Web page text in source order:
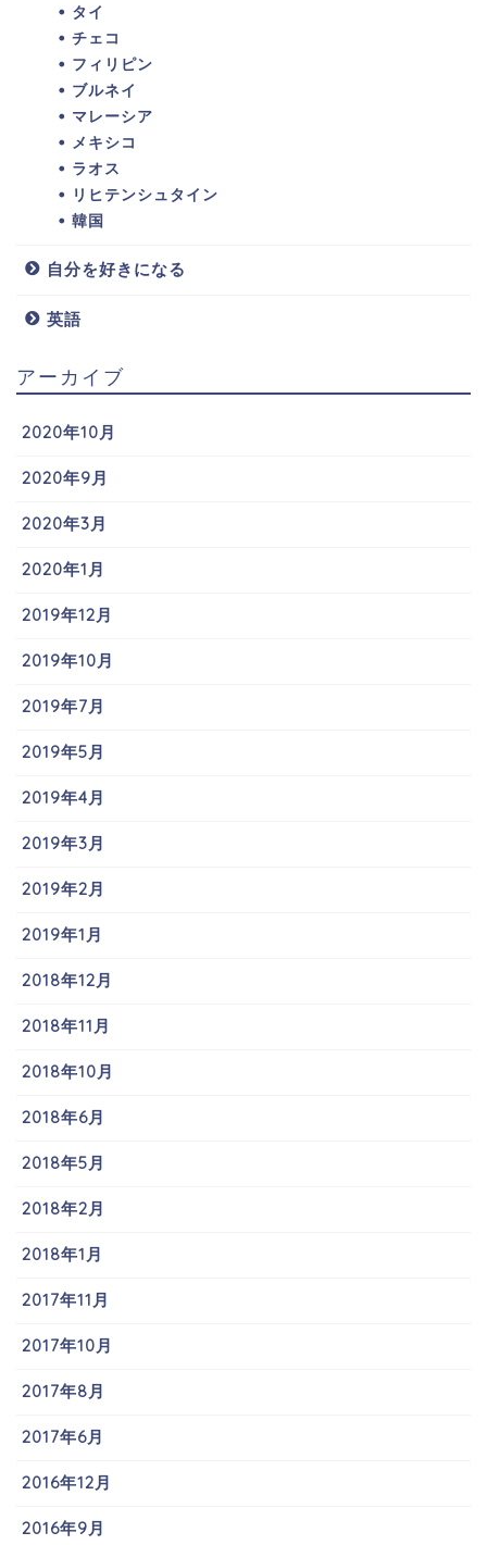
タイ
チェコ
フィリピン
ブルネイ
マレーシア
メキシコ
ラオス
リヒテンシュタイン
韓国
自分を好きになる
英語
アーカイブ
2020年10月
2020年9月
2020年3月
2020年1月
2019年12月
2019年10月
2019年7月
2019年5月
2019年4月
2019年3月
2019年2月
2019年1月
2018年12月
2018年11月
2018年10月
2018年6月
2018年5月
2018年2月
2018年1月
2017年11月
2017年10月
2017年8月
2017年6月
2016年12月
2016年9月